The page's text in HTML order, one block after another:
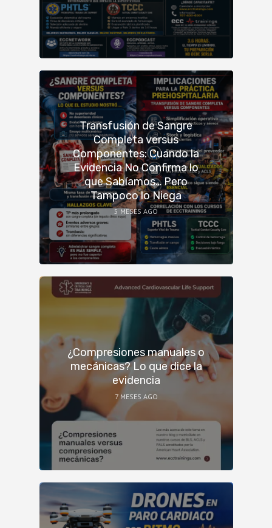
Transfusión de Sangre
Completa versus
Componentes: Cuando la
Evidencia No Confirma lo
que Sabíamos… Pero
Tampoco lo Niega
5 MESES AGO
¿Compresiones manuales o
mecánicas? Lo que dice la
evidencia
7 MESES AGO